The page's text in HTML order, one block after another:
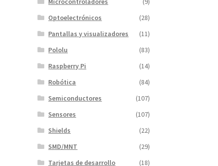
Optoelectrónicos
(28)
Pantallas y visualizadores
(11)
Pololu
(83)
Raspberry Pi
(14)
Robótica
(84)
Semiconductores
(107)
Sensores
(107)
Shields
(22)
SMD/MNT
(29)
Tarjetas de desarrollo
(18)